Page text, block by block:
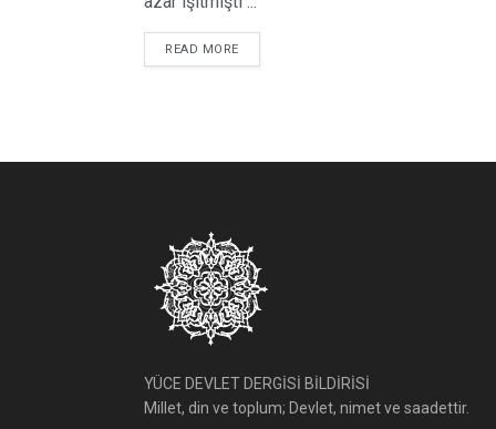
READ MORE
YÜCE DEVLET DERGİSİ BİLDİRİSİ
Millet, din ve toplum; Devlet, nimet ve saadettir.